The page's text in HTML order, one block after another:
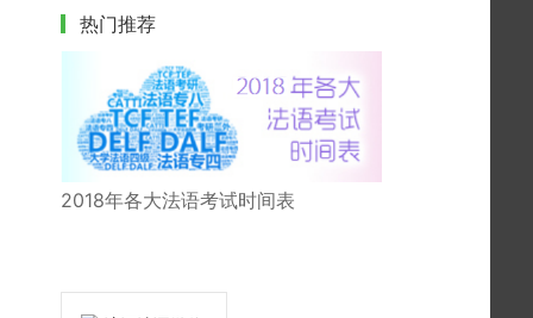
热门推荐
2018年各大法语考试时间表